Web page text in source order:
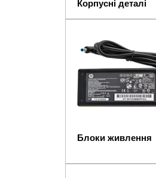
Корпусні деталі
Блоки живлення